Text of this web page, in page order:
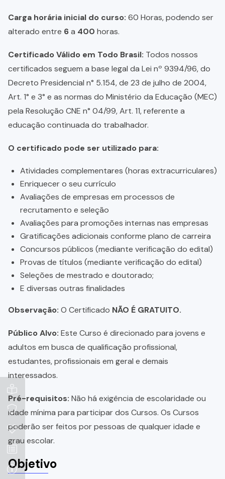
Carga horária inicial do curso: 60 Horas, podendo ser
alterado entre 6a 400 horas.
Certificado Válido em Todo Brasil: Todos nossos
certificados seguem a base legal da Lei nº 9394/96, do
Decreto Presidencial n° 5.154, de 23 de julho de 2004,
Art. 1° e 3° e as normas do Ministério da Educação (MEC)
pela Resolução CNE n° 04/99, Art. 11, referente a
educação continuada do trabalhador.
O certificado pode ser utilizado para:
Atividades complementares (horas extracurriculares)
Enriquecer o seu currículo
Avaliações de empresas em processos de
recrutamento e seleção
Avaliações para promoções internas nas empresas
Gratificações adicionais conforme plano de carreira
Concursos públicos (mediante verificação do edital)
Provas de títulos (mediante verificação do edital)
Seleções de mestrado e doutorado;
E diversas outras finalidades
Observação: O Certificado NÃO É GRATUITO.
Público Alvo: Este Curso é direcionado para jovens e
adultos em busca de qualificação profissional,
estudantes, profissionais em geral e demais
interessados.
Pré-requisitos: Não há exigência de escolaridade ou
idade mínima para participar dos Cursos. Os Cursos
poderão ser feitos por pessoas de qualquer idade e
grau escolar.
Objetivo